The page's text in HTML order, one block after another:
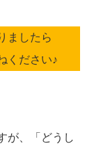
ましたら
ください♪
が、「どうし